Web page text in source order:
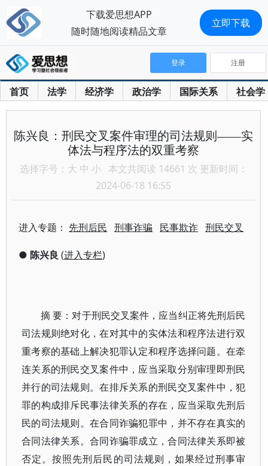
首页 法学 经济学 政治学 国际关系 社会学
登录 注册
陈兴良：刑民交叉案件审理的司法规则——实
体法与程序法的双重考察
选择字号： 大 中 小 本文共阅读 14661 次 更新时间：
2024-06-18 16:55
进入专题： 先刑后民 刑事诈骗 民事欺诈 刑民交叉
● 陈兴良 (进入专栏)
摘 要：对于刑民交叉案件，应当纠正将先刑后民
司法规则绝对化，在对其中的实体法和程序法进行双
重考察的基础上解决犯罪认定和程序选择问题。在牵
连关系的刑民交叉案件中，应当采取分别审理即刑民
并行的司法规则。在排斥关系的刑民交叉案件中，犯
罪的构成排斥民事法律关系的存在，应当采取先刑后
民的司法规则。在合同诈骗犯罪中，并不存在真实的
合同法律关系。合同诈骗罪成立，合同法律关系即被
否定。按照先刑后民的司法规则，如果经过刑事审
下载爱思想APP
随时随地阅读精品文章
立即下载